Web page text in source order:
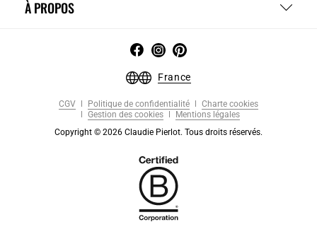
À PROPOS
France
CGV Politique de confidentialité
Charte cookies
Gestion des cookies
Mentions légales
Copyright © 2026 Claudie Pierlot. Tous droits réservés.